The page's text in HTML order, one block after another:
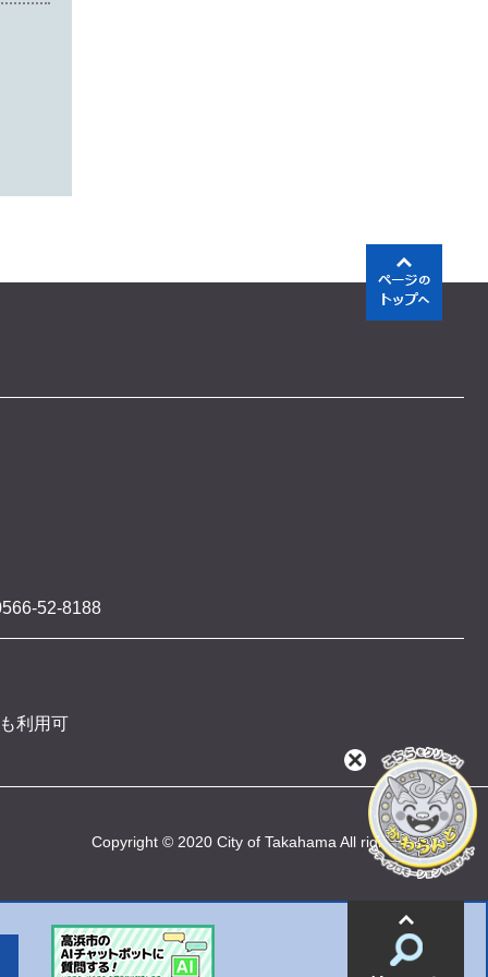
52-8188
利用可
Copyright © 2020 City of Takahama All rights reserved
閉
じ